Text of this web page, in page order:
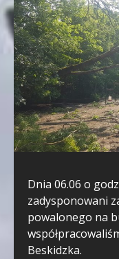
Dnia 06.06 o
zadysponowani
powalonego na
Beskidzka.